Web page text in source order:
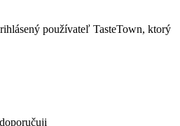
používateľ TasteTown, ktorý